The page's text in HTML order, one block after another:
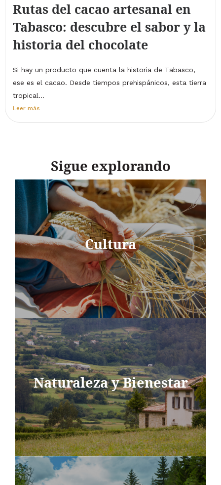
Rutas del cacao artesanal en
Tabasco: descubre el sabor y la
historia del chocolate
Si hay un producto que cuenta la historia de Tabasco,
ese es el cacao. Desde tiempos prehispánicos, esta tierra
tropical...
Leer más
Sigue explorando
Cultura
Naturaleza y Bienestar